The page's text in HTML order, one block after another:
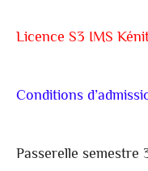
Licence S3 IMS
Conditions
Passerelle